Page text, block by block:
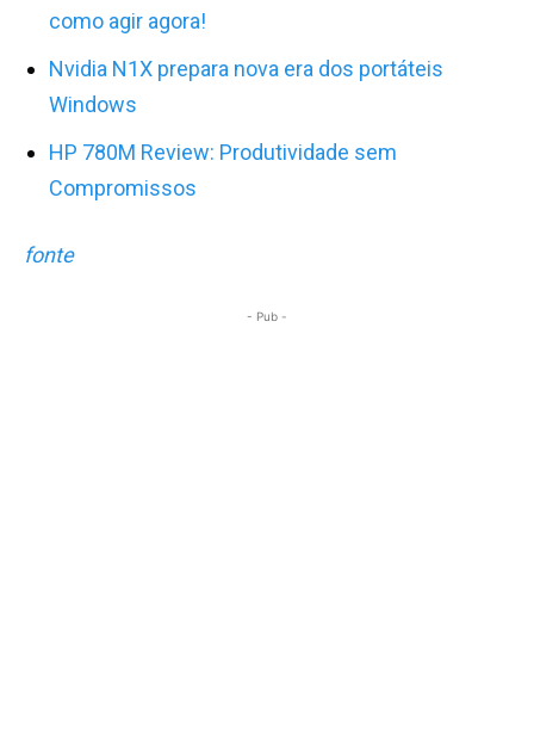
como agir agora!
Nvidia N1X prepara nova era dos portáteis
Windows
HP 780M Review: Produtividade sem
Compromissos
fonte
- Pub -